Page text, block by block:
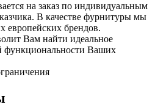
на заказ по индивидуальным
В качестве фурнитуры мы
европейских брендов.
Вам найти идеальное
функциональности Ваших